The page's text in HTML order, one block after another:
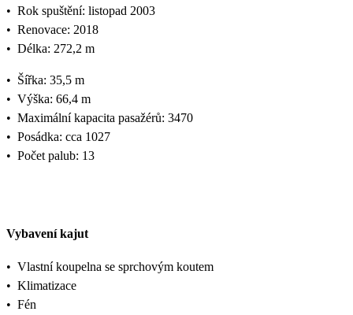
• Rok spuštění: listopad 2003
• Renovace: 2018
• Délka: 272,2 m
• Šířka: 35,5 m
• Výška: 66,4 m
• Maximální kapacita pasažérů: 3470
• Posádka: cca 1027
• Počet palub: 13
Vybavení kajut
• Vlastní koupelna se sprchovým koutem
• Klimatizace
• Fén